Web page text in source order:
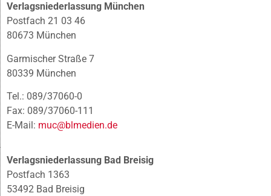
Verlagsniederlassung München
Postfach 21 03 46
80673 München
Garmischer Straße 7
80339 München
Tel.: 089/37060-0
Fax: 089/37060-111
E-Mail: muc@blmedien.de
Verlagsniederlassung Bad Breisig
Postfach 1363
53492 Bad Breisig